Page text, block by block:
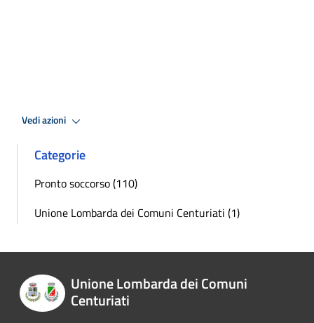
Vedi azioni
Categorie
Pronto soccorso (110)
Unione Lombarda dei Comuni Centuriati (1)
Unione Lombarda dei Comuni
Centuriati